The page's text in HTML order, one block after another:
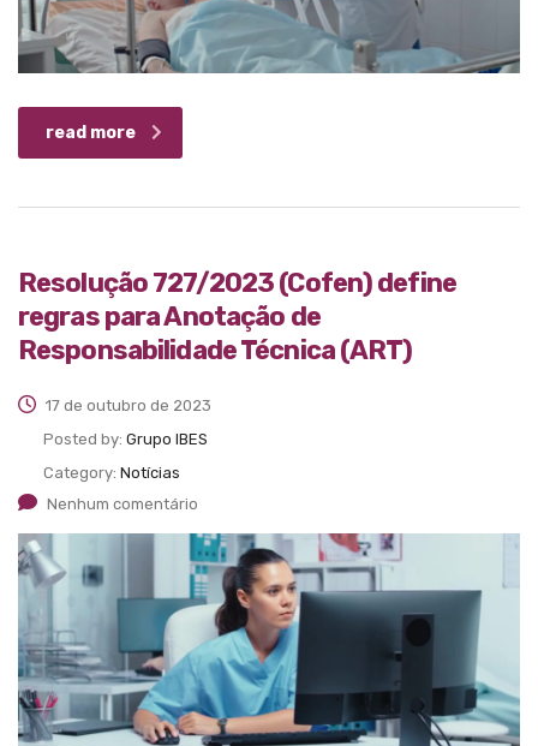
read more
Resolução 727/2023 (Cofen) define
regras para Anotação de
Responsabilidade Técnica (ART)
17 de outubro de 2023
Posted by: Grupo IBES
Category: Notícias
Nenhum comentário